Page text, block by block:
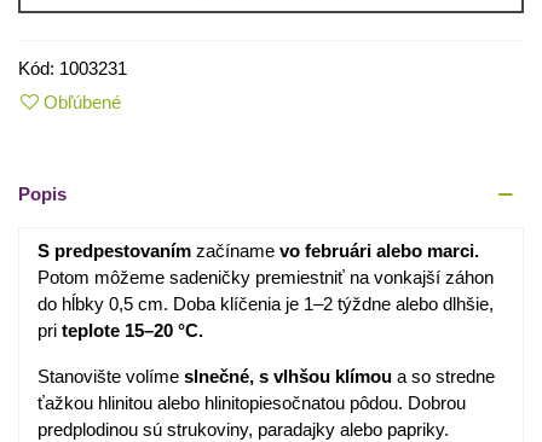
Kód: 1003231
Obľúbené
Popis
S predpestovaním začíname vo februári alebo marci.
Potom môžeme sadeničky premiestniť na vonkajší záhon
do hĺbky 0,5 cm. Doba klíčenia je 1–2 týždne alebo dlhšie,
pri teplote 15–20 °C.
Stanovište volíme slnečné, s vlhšou klímou a so stredne
ťažkou hlinitou alebo hlinitopiesočnatou pôdou. Dobrou
predplodinou sú strukoviny, paradajky alebo papriky.